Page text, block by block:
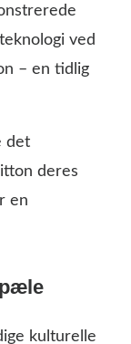
ved
– en tidlig
det
deres
en
kulturelle